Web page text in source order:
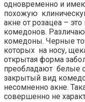
одновременно и
похожую
акне от розацеа –
комедонов.
комедоны. Черные
которых на носу,
открытая форма
преобладают белые
закрытый вид
несомненно акне.
совершенно не